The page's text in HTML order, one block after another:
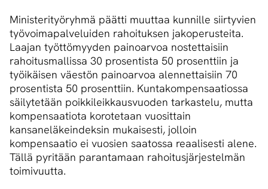
Ministerityöryhmä päätti muuttaa kunnille siirtyvien
työvoimapalveluiden rahoituksen jakoperusteita.
Laajan työttömyyden painoarvoa nostettaisiin
rahoitusmallissa 30 prosentista 50 prosenttiin ja
työikäisen väestön painoarvoa alennettaisiin 70
prosentista 50 prosenttiin. Kuntakompensaatiossa
säilytetään poikkileikkausvuoden tarkastelu, mutta
kompensaatiota korotetaan vuosittain
kansaneläkeindeksin mukaisesti, jolloin
kompensaatio ei vuosien saatossa reaalisesti alene.
Tällä pyritään parantamaan rahoitusjärjestelmän
toimivuutta.